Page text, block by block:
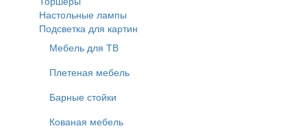
Настольные лампы
Подсветка для картин
Мебель для ТВ
Плетеная мебель
Барные стойки
Кованая мебель